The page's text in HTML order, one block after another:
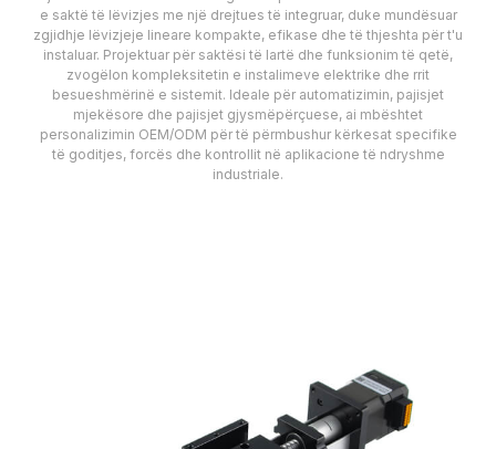
e saktë të lëvizjes me një drejtues të integruar, duke mundësuar
zgjidhje lëvizjeje lineare kompakte, efikase dhe të thjeshta për t'u
instaluar. Projektuar për saktësi të lartë dhe funksionim të qetë,
zvogëlon kompleksitetin e instalimeve elektrike dhe rrit
besueshmërinë e sistemit. Ideale për automatizimin, pajisjet
mjekësore dhe pajisjet gjysmëpërçuese, ai mbështet
personalizimin OEM/ODM për të përmbushur kërkesat specifike
të goditjes, forcës dhe kontrollit në aplikacione të ndryshme
industriale.